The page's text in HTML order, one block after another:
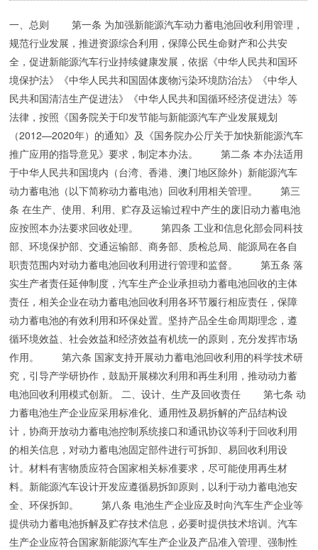
一、总则 第一条 为加强新能源汽车动力蓄电池回收利用管理，
规范行业发展，推进资源综合利用，保障公民生命财产和公共安
全，促进新能源汽车行业持续健康发展，依据《中华人民共和国环
境保护法》《中华人民共和国固体废物污染环境防治法》《中华人
民共和国清洁生产促进法》《中华人民共和国循环经济促进法》等
法律，按照《国务院关于印发节能与新能源汽车产业发展规划
（2012—2020年）的通知》及《国务院办公厅关于加快新能源汽车
推广应用的指导意见》要求，制定本办法。 第二条 本办法适用
于中华人民共和国境内（台湾、香港、澳门地区除外）新能源汽车
动力蓄电池（以下简称动力蓄电池）回收利用相关管理。 第三
条 在生产、使用、利用、贮存及运输过程中产生的废旧动力蓄电池
应按照本办法要求回收处理。 第四条 工业和信息化部会同科技
部、环境保护部、交通运输部、商务部、质检总局、能源局在各自
职责范围内对动力蓄电池回收利用进行管理和监督。 第五条 落
实生产者责任延伸制度，汽车生产企业承担动力蓄电池回收的主体
责任，相关企业在动力蓄电池回收利用各环节履行相应责任，保障
动力蓄电池的有效利用和环保处置。坚持产品全生命周期理念，遵
循环境效益、社会效益和经济效益有机统一的原则，充分发挥市场
作用。 第六条 国家支持开展动力蓄电池回收利用的科学技术研
究，引导产学研协作，鼓励开展梯次利用和再生利用，推动动力蓄
电池回收利用模式创新。 二、设计、生产及回收责任 第七条 动
力蓄电池生产企业应采用标准化、通用性及易拆解的产品结构设
计，协商开放动力蓄电池控制系统接口和通讯协议等利于回收利用
的相关信息，对动力蓄电池固定部件进行可拆卸、易回收利用设
计。材料有害物质应符合国家相关标准要求，尽可能使用再生材
料。新能源汽车设计开发应遵循易拆卸原则，以利于动力蓄电池安
全、环保拆卸。 第八条 电池生产企业应及时向汽车生产企业等
提供动力蓄电池拆解及贮存技术信息，必要时提供技术培训。汽车
生产企业应符合国家新能源汽车生产企业及产品准入管理、强制性